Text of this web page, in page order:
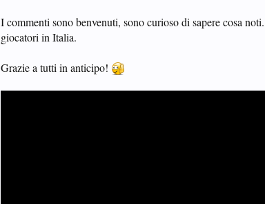
I commenti sono benvenuti, sono curioso di sapere cosa
giocatori in Italia.
Grazie a tutti in anticipo!